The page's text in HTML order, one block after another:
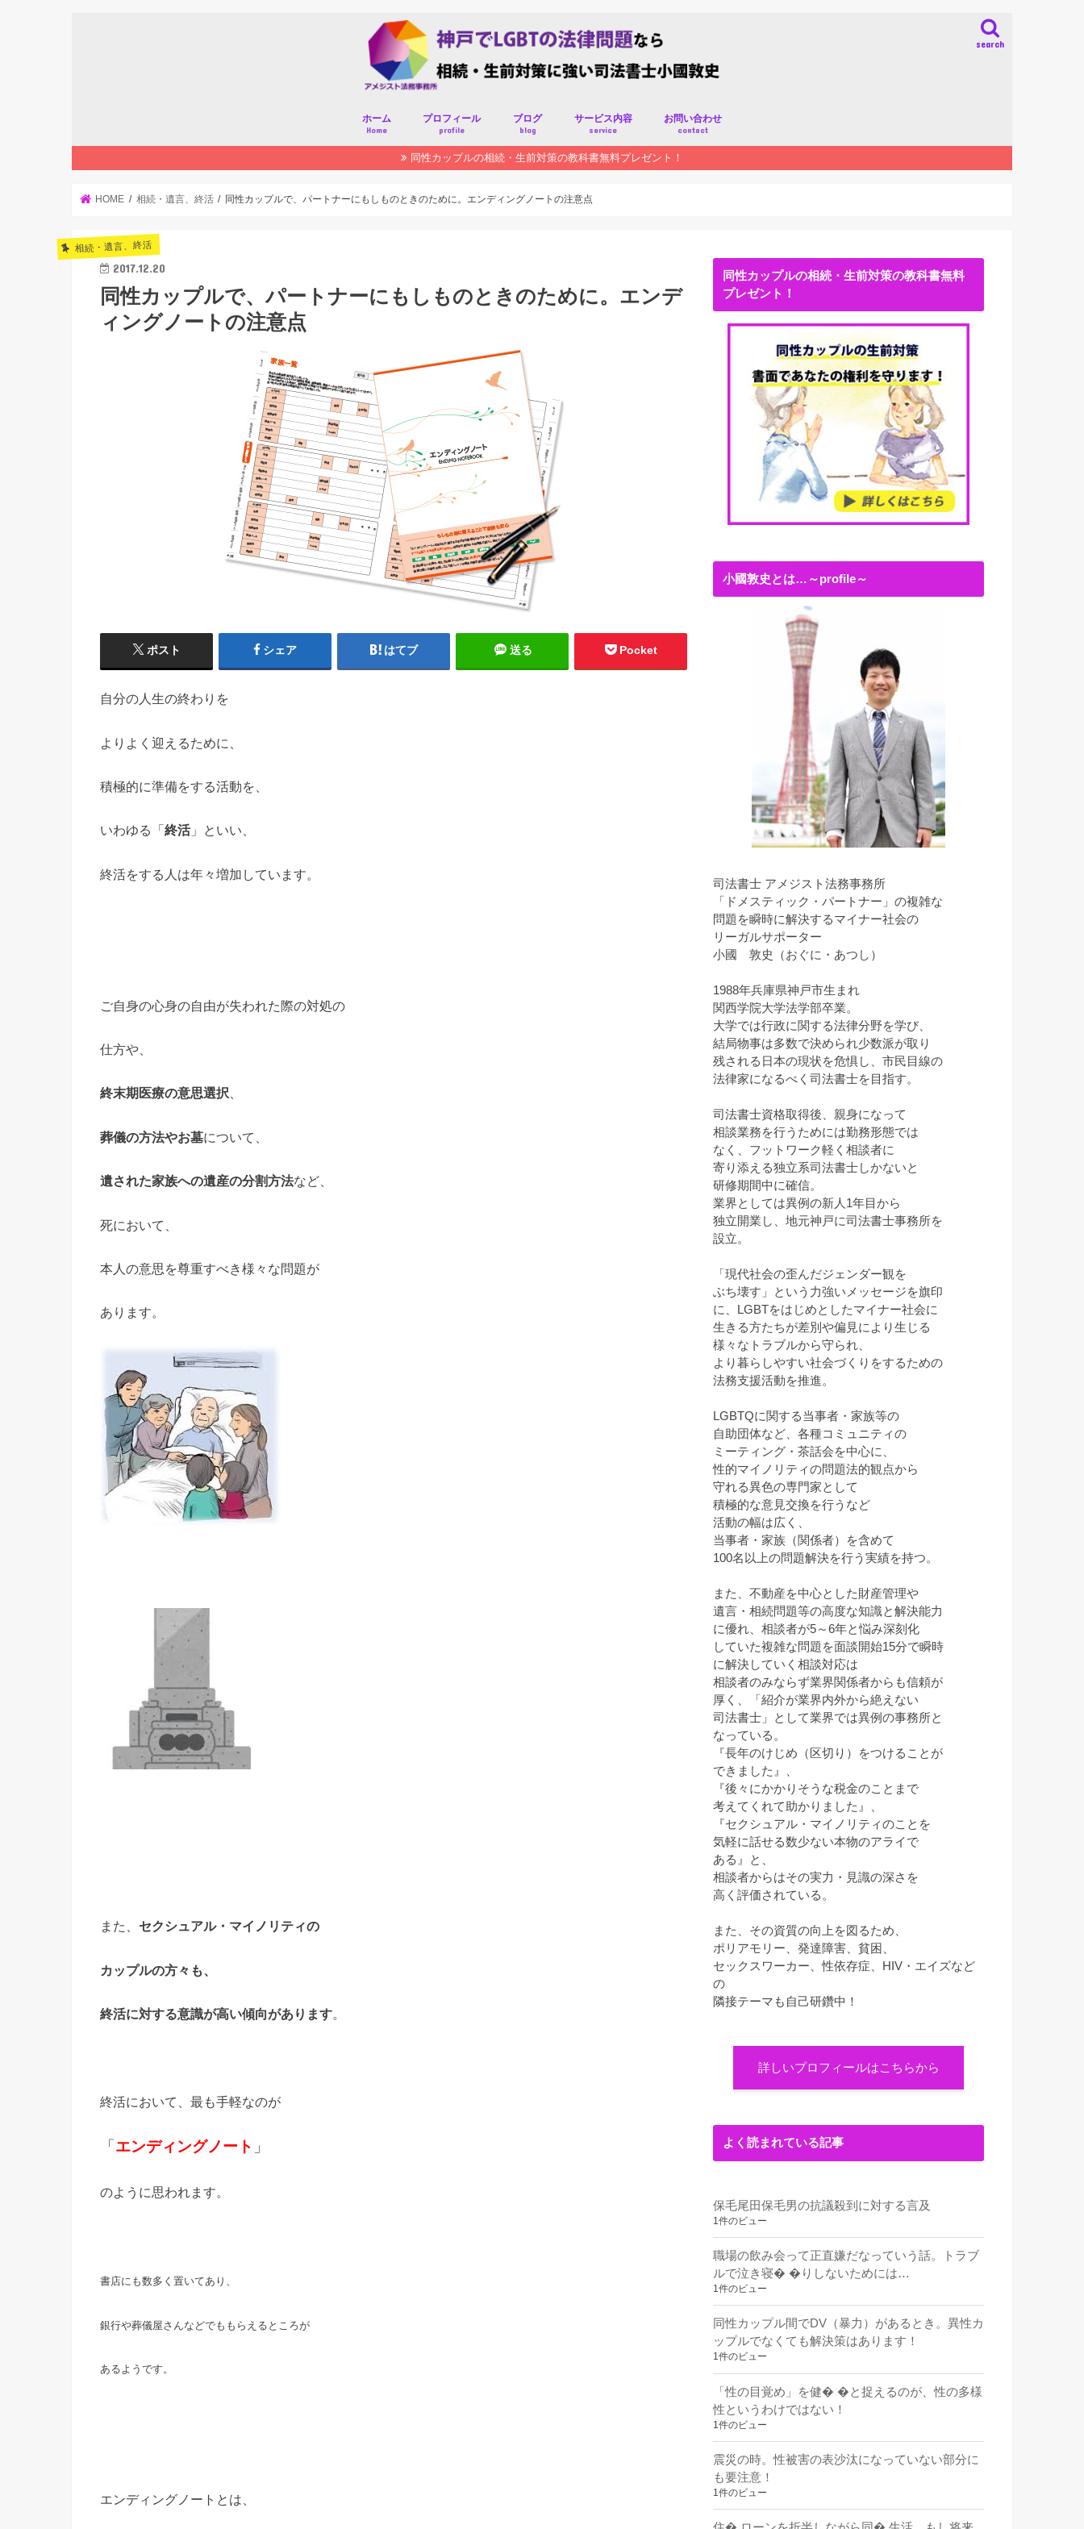
search
ホーム
Home
プロフィール
profile
ブログ
blog
サービス内容
service
お問い合わせ
contact
同性カップルの相続・生前対策の教科書無料プレゼント！
HOME 相続・遺言、終活 同性カップルで、パートナーにもしものときのために。エンディングノートの注意点
相続・遺言、終活
2017.12.20
同性カップルで、パートナーにもしものときのために。エンデ
ィングノートの注意点
ポスト シェア はてブ 送る Pocket
自分の人生の終わりを
よりよく迎えるために、
積極的に準備をする活動を、
いわゆる「終活」といい、
終活をする人は年々増加しています。
ご自身の心身の自由が失われた際の対処の
仕方や、
終末期医療の意思選択
葬儀の方法やお墓について、
遺された家族への遺産の分割方法など、
死において、
本人の意思を尊重すべき様々な問題が
あります。
また、 セクシュアル・マイノリティの
カップルの方々も、
終活に対する意識が高い傾向があります。
終活において、最も手軽なのが
「 エンディングノート 」
のように思われます。
書店にも数多く置いてあり、
銀行や葬儀屋さんなどでももらえるところが
あるようです。
エンディングノートとは、
同性カップルの相続・生前対策の教科書無料
プレゼント！
小國敦史とは…～profile～
司法書士 アメジスト法務事務所
「ドメスティック・パートナー」の複雑な
問題を瞬時に解決するマイナー社会の
リーガルサポーター
小國 敦史（おぐに・あつし）
1988年兵庫県神戸市生まれ
関西学院大学法学部卒業。
大学では行政に関する法律分野を学び、
結局物事は多数で決められ少数派が取り
残される日本の現状を危惧し、市民目線の
法律家になるべく司法書士を目指す。
司法書士資格取得後、親身になって
相談業務を行うためには勤務形態では
なく、フットワーク軽く相談者に
寄り添える独立系司法書士しかないと
研修期間中に確信。
業界としては異例の新人1年目から
独立開業し、地元神戸に司法書士事務所を
設立。
「現代社会の歪んだジェンダー観を
ぶち壊す」という力強いメッセージを旗印
に、LGBTをはじめとしたマイナー社会に
生きる方たちが差別や偏見により生じる
様々なトラブルから守られ、
より暮らしやすい社会づくりをするための
法務支援活動を推進。
LGBTQに関する当事者・家族等の
自助団体など、各種コミュニティの
ミーティング・茶話会を中心に、
性的マイノリティの問題法的観点から
守れる異色の専門家として
積極的な意見交換を行うなど
活動の幅は広く、
当事者・家族（関係者）を含めて
100名以上の問題解決を行う実績を持つ。
また、不動産を中心とした財産管理や
遺言・相続問題等の高度な知識と解決能力
に優れ、相談者が5～6年と悩み深刻化
していた複雑な問題を面談開始15分で瞬時
に解決していく相談対応は
相談者のみならず業界関係者からも信頼が
厚く、「紹介が業界内外から絶えない
司法書士」として業界では異例の事務所と
なっている。
『長年のけじめ（区切り）をつけることが
できました』、
『後々にかかりそうな税金のことまで
考えてくれて助かりました』、
『セクシュアル・マイノリティのことを
気軽に話せる数少ない本物のアライで
ある』と、
相談者からはその実力・見識の深さを
高く評価されている。
また、その資質の向上を図るため、
ポリアモリー、発達障害、貧困、
セックスワーカー、性依存症、HIV・エイズなど
の
隣接テーマも自己研鑽中！
詳しいプロフィールはこちらから
よく読まれている記事
保毛尾田保毛男の抗議殺到に対する言及
1件のビュー
職場の飲み会って正直嫌だなっていう話。トラブ
ルで泣き寝� �りしないためには…
1件のビュー
同性カップル間でDV（暴力）があるとき。異性カ
ップルでなくても解決策はあります！
1件のビュー
「性の目覚め」を健� �と捉えるのが、性の多様
性というわけではない！
1件のビュー
震災の時。性被害の表沙汰になっていない部分に
も要注意！
1件のビュー